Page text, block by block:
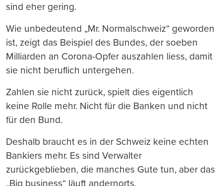
sind eher gering.
Wie unbedeutend „Mr. Normalschweiz“ geworden
ist, zeigt das Beispiel des Bundes, der soeben
Milliarden an Corona-Opfer auszahlen liess, damit
sie nicht beruflich untergehen.
Zahlen sie nicht zurück, spielt dies eigentlich
keine Rolle mehr. Nicht für die Banken und nicht
für den Bund.
Deshalb braucht es in der Schweiz keine echten
Bankiers mehr. Es sind Verwalter
zurückgeblieben, die manches Gute tun, aber das
„Big business“ läuft andernorts.